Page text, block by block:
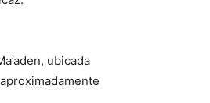
ubicada